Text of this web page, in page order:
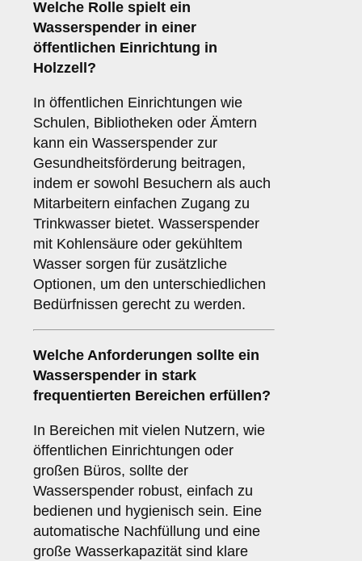
Welche Rolle spielt ein
Wasserspender in einer
öffentlichen Einrichtung in
Holzzell?
In öffentlichen Einrichtungen wie
Schulen, Bibliotheken oder Ämtern
kann ein Wasserspender zur
Gesundheitsförderung beitragen,
indem er sowohl Besuchern als auch
Mitarbeitern einfachen Zugang zu
Trinkwasser bietet. Wasserspender
mit Kohlensäure oder gekühltem
Wasser sorgen für zusätzliche
Optionen, um den unterschiedlichen
Bedürfnissen gerecht zu werden.
Welche Anforderungen sollte ein
Wasserspender in stark
frequentierten Bereichen erfüllen?
In Bereichen mit vielen Nutzern, wie
öffentlichen Einrichtungen oder
großen Büros, sollte der
Wasserspender robust, einfach zu
bedienen und hygienisch sein. Eine
automatische Nachfüllung und eine
große Wasserkapazität sind klare